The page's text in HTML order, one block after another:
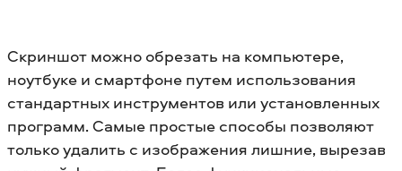
Скриншот можно обрезать на компьютере,
ноутбуке и смартфоне путем использования
стандартных инструментов или установленных
программ. Самые простые способы позволяют
только удалить с изображения лишние, вырезав